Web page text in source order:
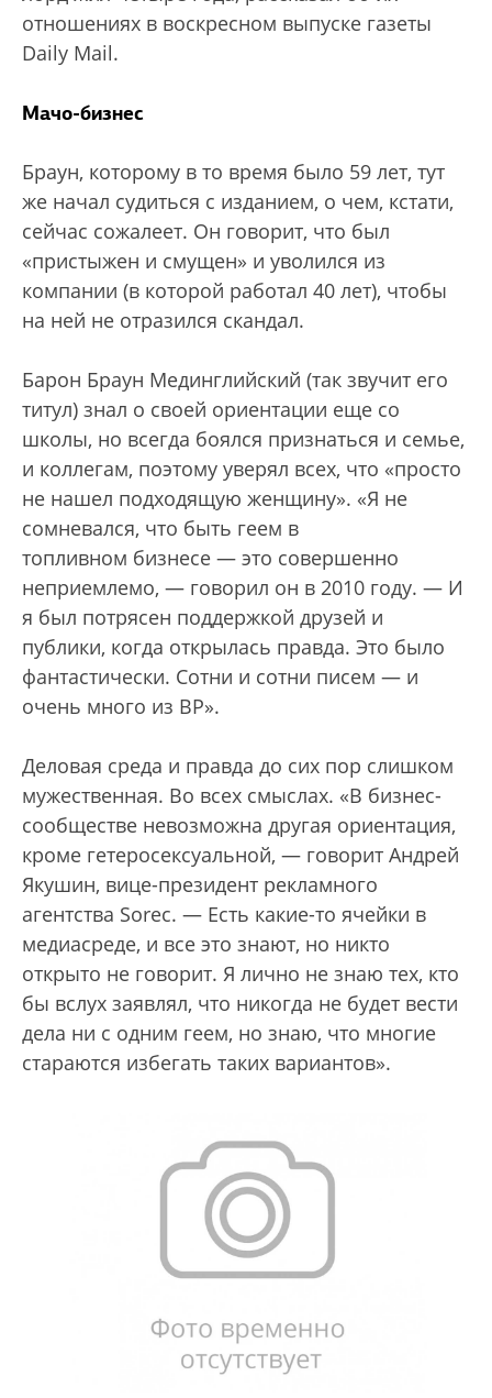
отношениях в воскресном выпуске газеты
Daily Mail.
Мачо-бизнес
Браун, которому в то время было 59 лет, тут
же начал судиться с изданием, о чем, кстати,
сейчас сожалеет. Он говорит, что был
«пристыжен и смущен» и уволился из
компании (в которой работал 40 лет), чтобы
на ней не отразился скандал.
Барон Браун Мединглийский (так звучит его
титул) знал о своей ориентации еще со
школы, но всегда боялся признаться и семье,
и коллегам, поэтому уверял всех, что «просто
не нашел подходящую женщину». «Я не
сомневался, что быть геем в
топливном бизнесе — это совершенно
неприемлемо, — говорил он в 2010 году. — И
я был потрясен поддержкой друзей и
публики, когда открылась правда. Это было
фантастически. Сотни и сотни писем — и
очень много из BP».
Деловая среда и правда до сих пор слишком
мужественная. Во всех смыслах. «В бизнес-
сообществе невозможна другая ориентация,
кроме гетеросексуальной, — говорит Андрей
Якушин, вице-президент рекламного
агентства Sorec. — Есть какие-то ячейки в
медиасреде, и все это знают, но никто
открыто не говорит. Я лично не знаю тех, кто
бы вслух заявлял, что никогда не будет вести
дела ни с одним геем, но знаю, что многие
стараются избегать таких вариантов».